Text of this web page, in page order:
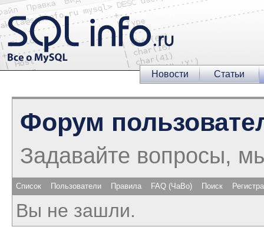
Новости Статьи
Форум
Задавайте вопросы,
Список Пользователи Правила FAQ (ЧаВо) Поиск
Вы не зашли.